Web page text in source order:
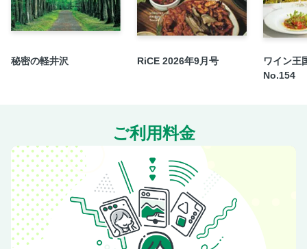
自社広告
次号予告
秘密の軽井沢 RiCE 2026年9月号
ワイン王
No.154
ご利用料金